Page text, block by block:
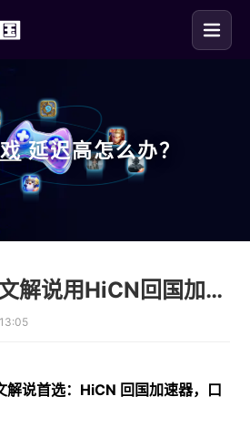
延迟高怎么办？
海外看NBA中文解说用HiCN回国加速器流畅同步
解说首选：HiCN 回国加速器，口